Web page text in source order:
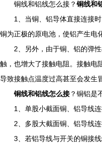
铜线和铝线怎么接？铜线和
1、当铜、铝导体直接连接时
铜为正极的原电池，使铝产生电
2、另外，由于铜、铝的弹性
触，也增大了接触电阻。接触电
导致接触点温度过高甚至会发生
铜线和铝线怎么接 ？铜铝是
1、单股小截面铜、铝导线连
2、多股大截面铜、铝导线连
3、若铝导线与开关的铜接线